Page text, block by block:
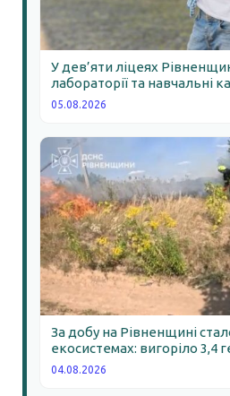
У дев’яти ліцеях
лабораторії та навчальні
05.08.2026
За добу на Рівненщині
екосистемах: вигоріло 3,4
04.08.2026